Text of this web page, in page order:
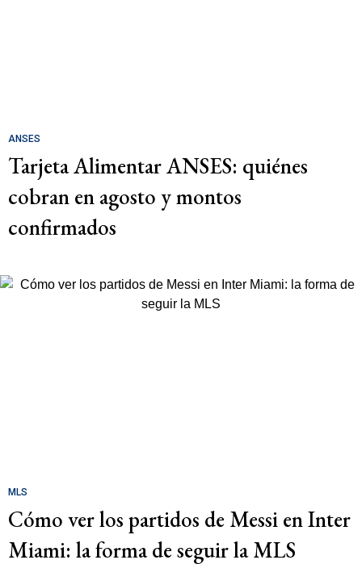
ANSES
Tarjeta Alimentar ANSES: quiénes
cobran en agosto y montos
confirmados
MLS
Cómo ver los partidos de Messi en Inter
Miami: la forma de seguir la MLS